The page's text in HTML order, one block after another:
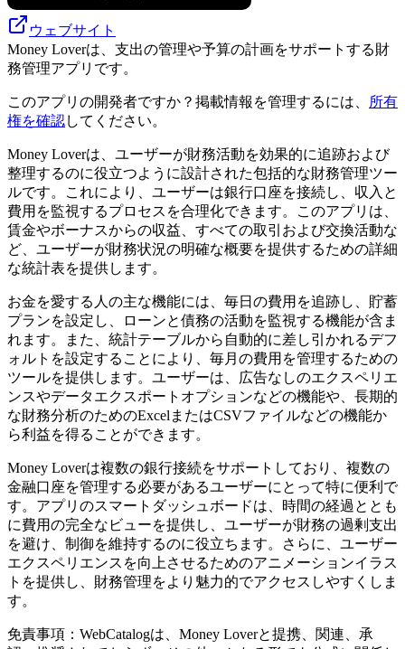
ウェブサイト
Money Loverは、支出の管理や予算の計画をサポートする財
務管理アプリです。
このアプリの開発者ですか？掲載情報を管理するには、
所有
権を確認してください。
Money Loverは、ユーザーが財務活動を効果的に追跡および
整理するのに役立つように設計された包括的な財務管理ツー
ルです。これにより、ユーザーは銀行口座を接続し、収入と
費用を監視するプロセスを合理化できます。このアプリは、
賃金やボーナスからの収益、すべての取引および交換活動な
ど、ユーザーが財務状況の明確な概要を提供するための詳細
な統計表を提供します。
お金を愛する人の主な機能には、毎日の費用を追跡し、貯蓄
プランを設定し、ローンと債務の活動を監視する機能が含ま
れます。また、統計テーブルから自動的に差し引かれるデフ
ォルトを設定することにより、毎月の費用を管理するための
ツールを提供します。ユーザーは、広告なしのエクスペリエ
ンスやデータエクスポートオプションなどの機能や、長期的
な財務分析のためのExcelまたはCSVファイルなどの機能か
ら利益を得ることができます。
Money Loverは複数の銀行接続をサポートしており、複数の
金融口座を管理する必要があるユーザーにとって特に便利で
す。アプリのスマートダッシュボードは、時間の経過ととも
に費用の完全なビューを提供し、ユーザーが財務の過剰支出
を避け、制御を維持するのに役立ちます。さらに、ユーザー
エクスペリエンスを向上させるためのアニメーションイラス
トを提供し、財務管理をより魅力的でアクセスしやすくしま
す。
免責事項：WebCatalogは、Money Loverと提携、関連、承